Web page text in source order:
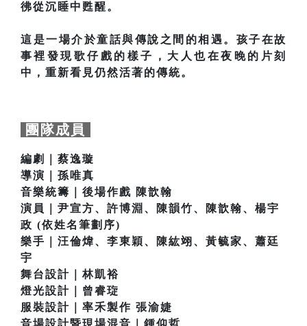
彿從沉睡中甦醒。
這是一場介於童話與傳說之間的相遇。孩子在故
事裡發現歌仔戲的樣子，大人也在夜晚的片刻
中，重新看見仍然活著的傳統。
團隊成員
編劇｜蔡逸璇
導演｜孫唯真
音樂統籌｜後場作戲 陳歆翰
演員｜尹宣方、許博淵、陳韻竹、陳歆翰、楊宇
政 (依姓名筆劃序)
樂手｜汪倫煒、李東穎、陳紘翊、黃毓家、蕭廷
宇
舞台設計｜林凱裕
燈光設計｜曾睿琁
服裝設計｜率禾製作 張渝婕